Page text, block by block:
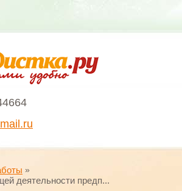
деятельности предп...